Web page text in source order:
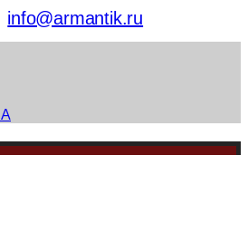
info@armantik.ru